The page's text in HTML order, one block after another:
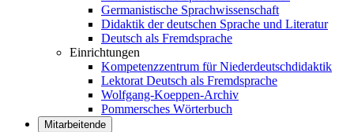
Germanistische Sprachwissenschaft
Didaktik der deutschen Sprache und Literatur
Deutsch als Fremdsprache
Einrichtungen
Kompetenzzentrum für Niederdeutschdidaktik
Lektorat Deutsch als Fremdsprache
Wolfgang-Koeppen-Archiv
Pommersches Wörterbuch
Mitarbeitende